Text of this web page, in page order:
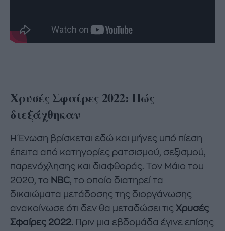
Χρυσές Σφαίρες 2022: Πώς
διεξάχθηκαν
Η Ένωση βρίσκεται εδώ και μήνες υπό πίεση
έπειτα από κατηγορίες ρατσισμού, σεξισμού,
παρενόχλησης και διαφθοράς. Τον Μάιο του
2020, το NBC, το οποίο διατηρεί τα
δικαιώματα μετάδοσης της διοργάνωσης
ανακοίνωσε ότι δεν θα μεταδώσει τις Χρυσές
Σφαίρες 2022. Πριν μια εβδομάδα έγινε επίσης